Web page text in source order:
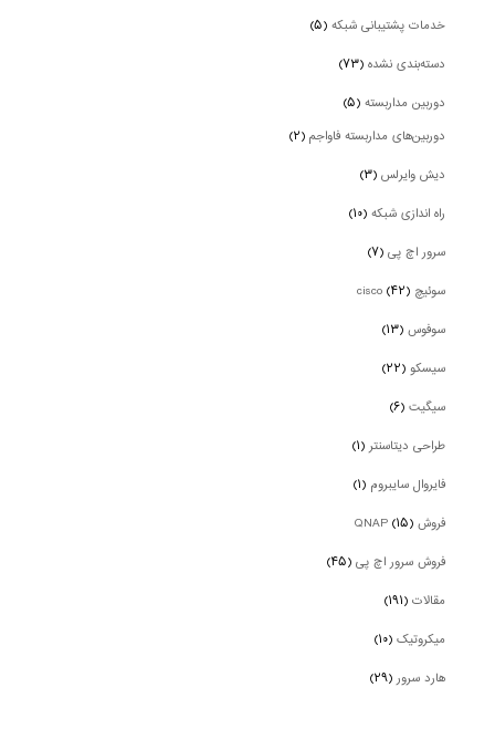
خدمات پشتیبانی شبکه(۵)
دسته‌بندی نشده(۷۳)
دوربین‌ مداربسته(۵)
دوربین‌های مداربسته فاواجم(۲)
دیش وایرلس(۳)
راه اندازی شبکه(۱۰)
سرور اچ پی(۷)
سوئیچ cisco (۴۲)
سوفوس(۱۳)
سیسکو(۲۲)
سیگیت(۶)
طراحی دیتاسنتر(۱)
فایروال سایبروم (۱)
فروش QNAP (۱۵)
فروش سرور اچ پی(۴۵)
مقالات(۱۹۱)
میکروتیک(۱۰)
هارد سرور(۲۹)